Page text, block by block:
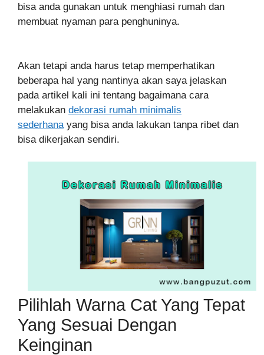
bisa anda gunakan untuk menghiasi rumah dan
membuat nyaman para penghuninya.
Akan tetapi anda harus tetap memperhatikan
beberapa hal yang nantinya akan saya jelaskan
pada artikel kali ini tentang bagaimana cara
melakukan dekorasi rumah minimalis
sederhanayang bisa anda lakukan tanpa ribet dan
bisa dikerjakan sendiri.
Pilihlah Warna Cat Yang Tepat
Yang Sesuai Dengan
Keinginan